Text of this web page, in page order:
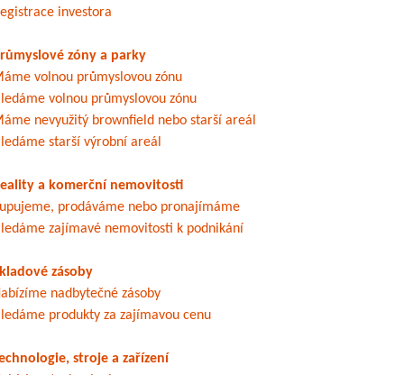
investora
zóny a parky
volnou průmyslovou zónu
volnou průmyslovou zónu
nevyužitý brownfield nebo starší areál
starší výrobní areál
a komerční nemovitosti
prodáváme nebo pronajímáme
zajímavé nemovitosti k podnikání
zásoby
nadbytečné zásoby
produkty za zajímavou cenu
stroje a zařízení